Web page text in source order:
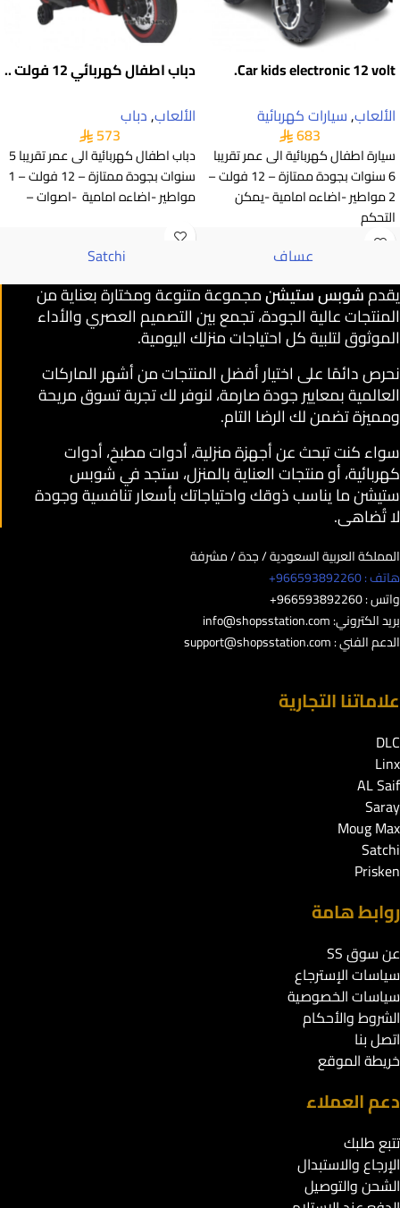
Car kids electronic 12 volt.
الألعاب,سيارات كهربائية
683
سيارة اطفال كهربائية الى عمر تقريبا
6 سنوات بجودة ممتازة – 12 فولت –
2 مواطير -اضاءه امامية -يمكن
التحكم
دباب اطفال كهربائي 12 فولت ..
الألعاب,دباب
573
دباب اطفال كهربائية الى عمر تقريبا 5
سنوات بجودة ممتازة – 12 فولت – 1
مواطير -اضاءه امامية -اصوات –
عساف Satchi
يقدمشوبس ستيشنمجموعة متنوعة ومختارة بعناية من
المنتجات عالية الجودة، تجمع بين التصميم العصري والأداء
الموثوق لتلبية كل احتياجات منزلك اليومية.
نحرص دائمًا على اختيار أفضل المنتجات من أشهر الماركات
العالمية بمعايير جودة صارمة، لنوفر لك تجربة تسوق مريحة
ومميزة تضمن لك الرضا التام.
سواء كنت تبحث عن أجهزة منزلية، أدوات مطبخ، أدوات
كهربائية، أو منتجات العناية بالمنزل، ستجد في شوبس
ستيشن ما يناسب ذوقك واحتياجاتك بأسعار تنافسية وجودة
لا تُضاهى.
المملكة العربية السعودية / جدة / مشرفة
هاتف : 966593892260+
واتس : 966593892260+
بريد الكتروني:info@shopsstation.com
الدعم الفني :support@shopsstation.com
علاماتنا التجارية
DLC
Linx
AL Saif
Saray
Moug Max
Satchi
Prisken
روابط هامة
عن سوق SS
سياسات الإسترجاع
سياسات الخصوصية
الشروط والأحكام
اتصل بنا
خريطة الموقع
دعم العملاء
تتبع طلبك
الإرجاع والاستبدال
الشحن والتوصيل